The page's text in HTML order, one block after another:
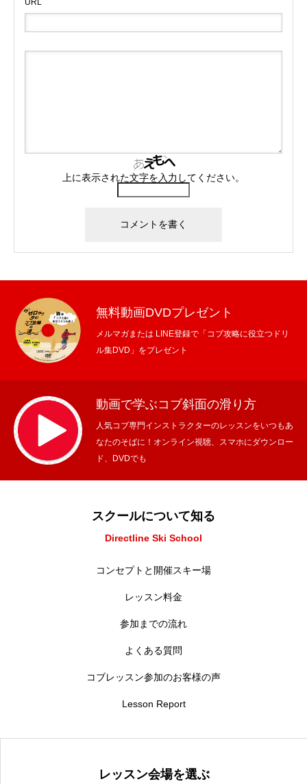
URL
上に表示された文字を入力してください。
無料動画DVDプレゼント
メルマガまたは LINE登録で「コブ攻略に役立つドリ
ル集DVD」をプレゼント
動画で学ぶコブ斜面の滑り方
人気コブ専門インストラクターのレッスンをいつもあ
なたのそばに！オンライン視聴、スマホにダウンロー
ド、DVDでも
スクールについて知る
Directline Ski School
コンセプトと開催スキー場
レッスン料金
参加までの流れ
よくある質問
コブレッスン参加のお客様の声
Lesson Report
レッスン会場を選ぶ